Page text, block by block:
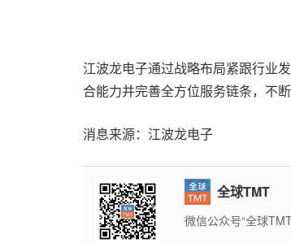
江波龙电子通过战略布局紧跟行业
合能力并完善全方位服务链条，不
消息来源：江波龙电子
全球TMT
微信公众号“全球